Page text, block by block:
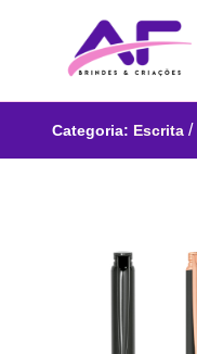
Categoria: Escrita /